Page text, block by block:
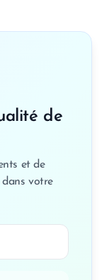
de
et de
votre